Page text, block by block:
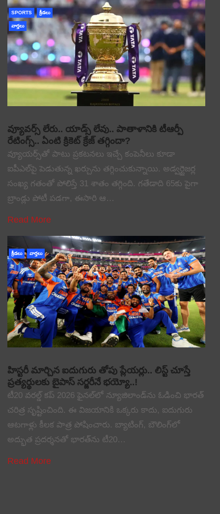
SPORTS క్రీడలు
వార్తలు
వ్యూవర్స్ లేరు.. యాడ్స్ లేవు.. పాతాళానికి టీఆర్పీ
రేటింగ్స్.. ఏంటి క్రికెట్ క్రేజ్ తగ్గిందా?
వ్యూయర్స్‌తో పాటు ప్రకటనలు ఇచ్చే కంపెనీలు కూడా
ఐపీఎల్‌పై పెడుతున్న ఖర్చును తగ్గించుకున్నాయి. అడ్వర్టైజర్ల
సంఖ్య గతంతో పోలిస్తే 31 శాతం తగ్గింది. గతేడాది 65కు పైగా
బ్రాండ్లు పోటీ పడగా, ఈసారి ఆ…
Read More
క్రీడలు వార్తలు
హిస్టరీ మార్చిన ఐదుగురు తోపు ప్లేయర్లు.. లిస్ట్ చూస్తే
ప్రత్యర్థులకు బైపాస్ సర్జరీనే భయ్యో..!
టీ20 వరల్డ్ కప్ 2026 ఫైనల్‌లో న్యూజిలాండ్‌ను ఓడించి భారత్
చరిత్ర సృష్టించింది. ఈ విజయానికి ఒక్కరు కాదు, ఐదుగురు
ఆటగాళ్లు కీలక పాత్ర పోషించారు. బ్యాటింగ్, బౌలింగ్‌లో
అద్భుత ప్రదర్శనతో భారత్‌ను టీ20…
Read More